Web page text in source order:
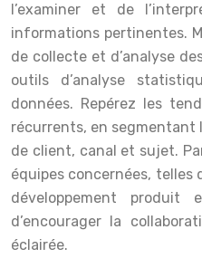
l’examiner et de
informations pertinentes.
de collecte et d’analyse
outils d’analyse
données. Repérez les
récurrents, en
de client, canal et sujet.
équipes concernées, telles
développement
d’encourager la
éclairée.